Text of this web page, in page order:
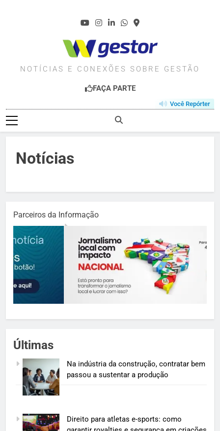
WGESTOR.COM.BR
NOTÍCIAS E CONEXÕES SOBRE GESTÃO
FAÇA PARTE
Você Repórter
Notícias
Parceiros da Informação
Últimas
Na indústria da construção, contratar bem
passou a sustentar a produção
Direito para atletas e-sports: como